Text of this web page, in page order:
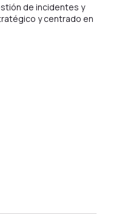
de incidentes y
y centrado en